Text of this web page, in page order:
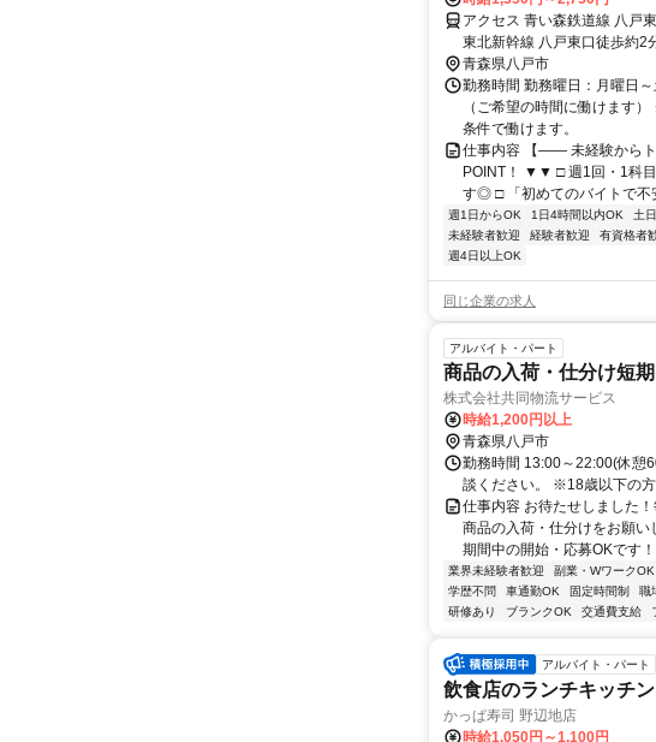
アクセス 青い森鉄道線 八戸
東北新幹線 八戸東口徒歩約2
青森県八戸市
勤務時間 勤務曜日：月曜日
（ご希望の時間に働けます
条件で働けます。
仕事内容 【―― 未経験から
POINT！ ▼▼ □ 週1回・1科
す◎ □ 「初めてのバイトで不
週1日からOK 1日4時間以内OK 土
未経験者歓迎
経験者歓迎 有資格者
週4日以上OK
同じ企業の求人
アルバイト・パート
商品の入荷・仕分け短
株式会社共同物流サービス
時給1,200円以上
青森県八戸市
勤務時間 13:00～22:00(休憩
談ください。 ※18歳以下の方
仕事内容 お待たせしました
商品の入荷・仕分けをお願い
期間中の開始・応募OKです
業界未経験者歓迎 副業・WワークOK
学歴不問
車通勤OK 固定時間制 職
研修あり
ブランクOK 交通費支給
アルバイト・パート
飲食店のランチキッチ
かっぱ寿司 野辺地店
時給1,050円～1,100円